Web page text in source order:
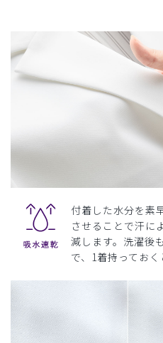
付着した水分を素
させることで汗に
減します。洗濯後
で、1着持っておく